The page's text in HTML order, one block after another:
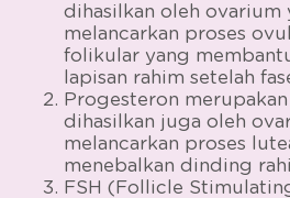
dihasilkan oleh ovarium
melancarkan proses
folikular yang
lapisan rahim setelah
Progesteron
dihasilkan juga oleh
melancarkan proses
menebalkan dinding
FSH (Follicle